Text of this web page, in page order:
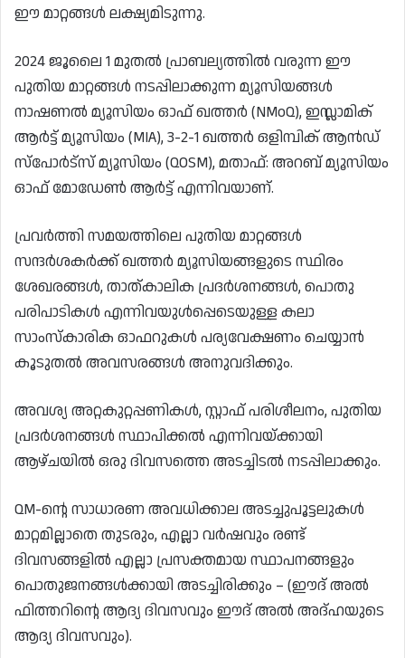
ഈ മാറ്റങ്ങൾ ലക്ഷ്യമിടുന്നു.
2024 ജൂലൈ 1 മുതൽ പ്രാബല്യത്തിൽ വരുന്ന ഈ
പുതിയ മാറ്റങ്ങൾ നടപ്പിലാക്കുന്ന മ്യൂസിയങ്ങൾ
നാഷണൽ മ്യൂസിയം ഓഫ് ഖത്തർ (NMoQ), ഇസ്ലാമിക്
ആർട്ട് മ്യൂസിയം (MIA), 3-2-1 ഖത്തർ ഒളിമ്പിക് ആൻഡ്
സ്‌പോർട്‌സ് മ്യൂസിയം (QOSM), മതാഫ്: അറബ് മ്യൂസിയം
ഓഫ് മോഡേൺ ആർട്ട് എന്നിവയാണ്.
പ്രവർത്തി സമയത്തിലെ പുതിയ മാറ്റങ്ങൾ
സന്ദർശകർക്ക് ഖത്തർ മ്യൂസിയങ്ങളുടെ സ്ഥിരം
ശേഖരങ്ങൾ, താത്കാലിക പ്രദർശനങ്ങൾ, പൊതു
പരിപാടികൾ എന്നിവയുൾപ്പെടെയുള്ള കലാ
സാംസ്കാരിക ഓഫറുകൾ പര്യവേക്ഷണം ചെയ്യാൻ
കൂടുതൽ അവസരങ്ങൾ അനുവദിക്കും.
അവശ്യ അറ്റകുറ്റപ്പണികൾ, സ്റ്റാഫ് പരിശീലനം, പുതിയ
പ്രദർശനങ്ങൾ സ്ഥാപിക്കൽ എന്നിവയ്ക്കായി
ആഴ്ചയിൽ ഒരു ദിവസത്തെ അടച്ചിടൽ നടപ്പിലാക്കും.
QM-ൻ്റെ സാധാരണ അവധിക്കാല അടച്ചുപൂട്ടലുകൾ
മാറ്റമില്ലാതെ തുടരും, എല്ലാ വർഷവും രണ്ട്
ദിവസങ്ങളിൽ എല്ലാ പ്രസക്തമായ സ്ഥാപനങ്ങളും
പൊതുജനങ്ങൾക്കായി അടച്ചിരിക്കും – (ഈദ് അൽ
ഫിത്തറിൻ്റെ ആദ്യ ദിവസവും ഈദ് അൽ അദ്ഹയുടെ
ആദ്യ ദിവസവും).